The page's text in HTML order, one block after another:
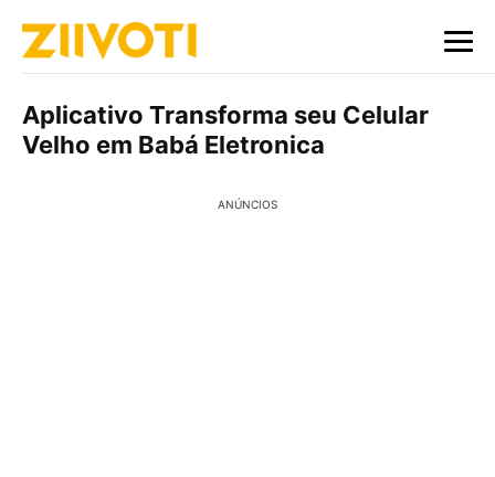
Aplicativo Transforma seu Celular
Velho em Babá Eletronica
ANÚNCIOS